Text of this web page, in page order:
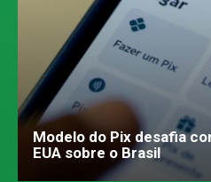
Modelo do Pix desafia
EUA sobre o Brasil